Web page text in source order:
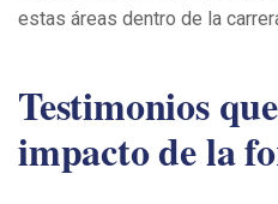
estas áreas dentro de la
Testimonios
impacto de la